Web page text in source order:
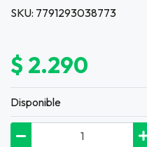
SKU: 7791293038773
$ 2.290
Disponible